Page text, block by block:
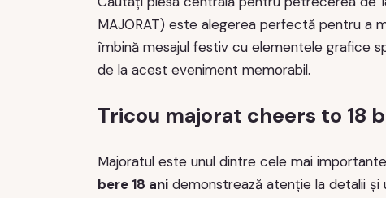
MAJORAT) este alegerea perfectă pentru a
îmbină mesajul festiv cu elementele grafice
de la acest eveniment memorabil.
Tricou majorat cheers to 18
Majoratul este unul dintre cele mai
bere 18 ani demonstrează atenție la detalii și